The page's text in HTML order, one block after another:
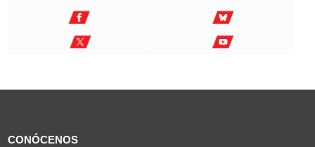
CONÓCENOS